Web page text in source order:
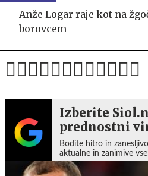
Anže Logar raje kot na
borovcem
Izberite
prednostni
Bodite hitro in
aktualne in zanimive